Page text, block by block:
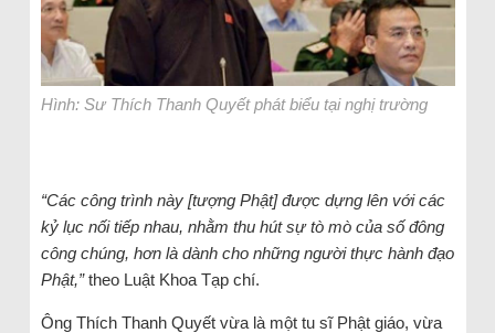
Hình: Sư Thích Thanh Quyết phát biểu tại nghị trường
“Các công trình này [tượng Phật] được dựng lên với các
kỷ lục nối tiếp nhau, nhằm thu hút sự tò mò của số đông
công chúng, hơn là dành cho những người thực hành đạo
Phật,”theo Luật Khoa Tạp chí.
Ông Thích Thanh Quyết vừa là một tu sĩ Phật giáo, vừa